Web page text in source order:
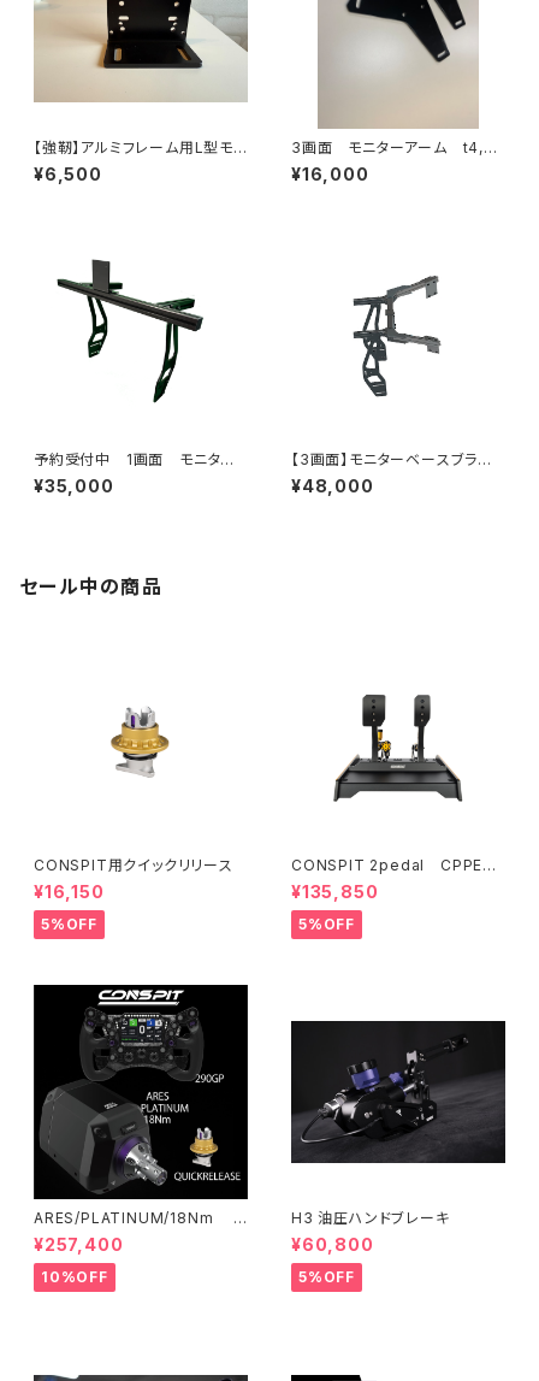
【強靭】アルミフレーム用L型モニ
タマウント
¥6,500
3画面 モニターアーム t4,5
4枚SET
¥16,000
予約受付中 1画面 モニター
ベースブラケットセット
¥35,000
【3画面】モニターベースブラケッ
トセット【納期1～3週間】
¥48,000
セール中の商品
CONSPIT用クイックリリース
¥16,150
5%OFF
CONSPIT 2pedal CPPEV
O【受注発注】
¥135,850
5%OFF
ARES/PLATINUM/18Nm B
UNDLE
¥257,400
10%OFF
H3 油圧ハンドブレーキ
¥60,800
5%OFF